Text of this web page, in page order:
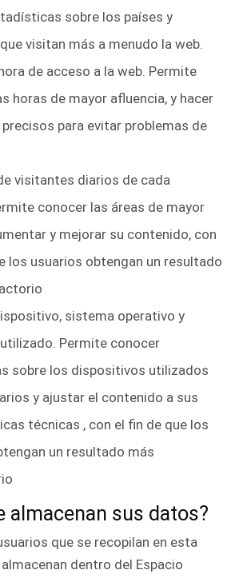
sobre los países y
visitan más a menudo la web.
de acceso a la web. Permite
horas de mayor afluencia, y hacer
para evitar problemas de
visitantes diarios de cada
conocer las áreas de mayor
y mejorar su contenido, con
los usuarios obtengan un resultado
sistema operativo y
Permite conocer
sobre los dispositivos utilizados
y ajustar el contenido a sus
técnicas , con el fin de que los
un resultado más
almacenan sus datos?
que se recopilan en esta
dentro del Espacio